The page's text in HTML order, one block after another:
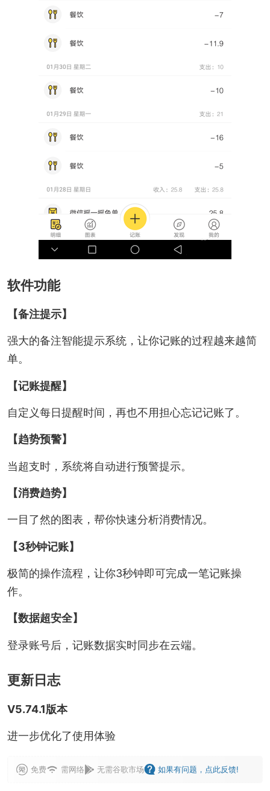
软件功能
【备注提示】
强大的备注智能提示系统，让你记账的过程越来越简
单。
【记账提醒】
自定义每日提醒时间，再也不用担心忘记记账了。
【趋势预警】
当超支时，系统将自动进行预警提示。
【消费趋势】
一目了然的图表，帮你快速分析消费情况。
【3秒钟记账】
极简的操作流程，让你3秒钟即可完成一笔记账操
作。
【数据超安全】
登录账号后，记账数据实时同步在云端。
更新日志
V5.74.1版本
进一步优化了使用体验
免费 需网络 无需谷歌市场 如果有问题，点此反馈!